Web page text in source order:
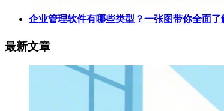
企业管理软件有哪些类型？一张图带你全面了
最新文章